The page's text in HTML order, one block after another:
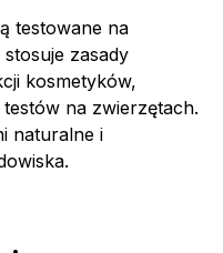
testowane na
zasady
kosmetyków,
na zwierzętach.
naturalne i